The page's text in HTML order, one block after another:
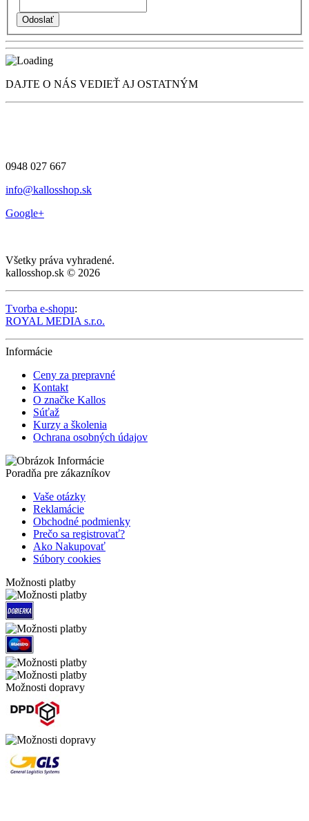
DAJTE O NÁS VEDIEŤ AJ OSTATNÝM
0948 027 667
info@kallosshop.sk
Google+
Všetky práva vyhradené.
kallosshop.sk © 2026
Tvorba e-shopu:
ROYAL MEDIA s.r.o.
Informácie
Ceny za prepravné
Kontakt
O značke Kallos
Súťaž
Kurzy a školenia
Ochrana osobných údajov
Poradňa pre zákazníkov
Vaše otázky
Reklamácie
Obchodné podmienky
Prečo sa registrovať?
Ako Nakupovať
Súbory cookies
Možnosti platby
Možnosti dopravy